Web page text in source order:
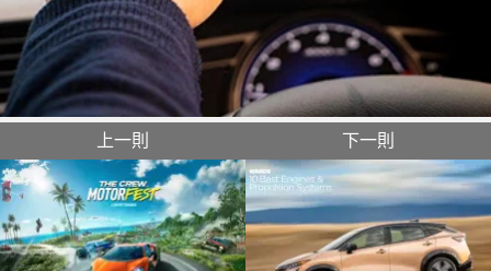
上一則 下一則